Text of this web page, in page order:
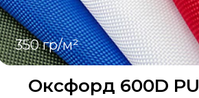
Оксфорд 600D PU
350 гр/м²